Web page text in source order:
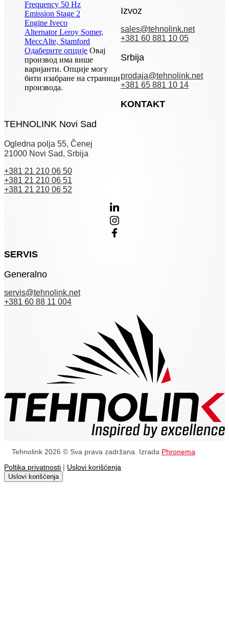
Frequency 50 Hz
Emission Stage 2
Engine Iveco
Alternator Leroy Somer,
MeccAlte, Stamford
Одаберите опције Овај
производ има више
варијанти. Опције могу
бити изабране на страници
производа.
Izvoz
sales@tehnolink.net
+381 60 881 10 05
Srbija
prodaja@tehnolink.net
+381 65 881 10 14
KONTAKT
TEHNOLINK Novi Sad
Ogledna polja 55, Čenej
21000 Novi Sad, Srbija
+381 21 210 06 50
+381 21 210 06 51
+381 21 210 06 52
SERVIS
Generalno
servis@tehnolink.net
+381 60 88 11 004
Tehnolink 2026 © Sva prava zadržana. Izrada Phronema
Poltika privatnosti | Uslovi korišćenja
Uslovi korišćenja